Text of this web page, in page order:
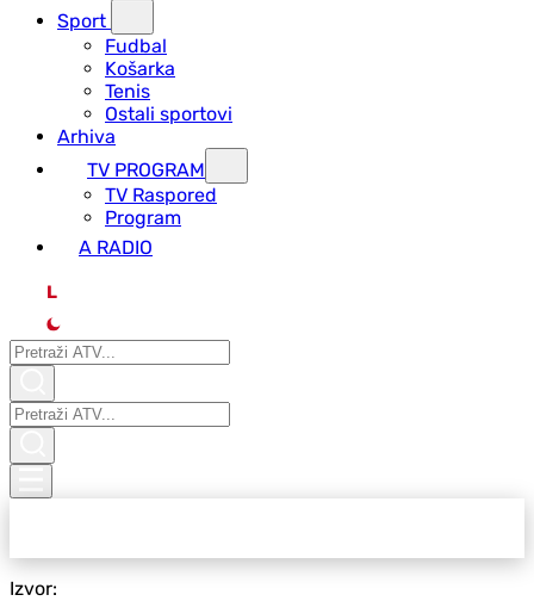
Sport
Fudbal
Košarka
Tenis
Ostali sportovi
Arhiva
TV PROGRAM
ТV Raspored
Program
A RADIO
L
Izvor: